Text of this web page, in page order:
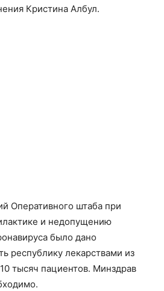
Кристина Албул.
Оперативного штаба при
и недопущению
было дано
республику лекарствами из
тысяч пациентов. Минздрав